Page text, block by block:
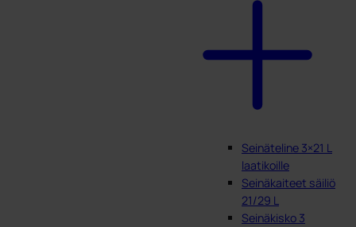
Seinäteline 3×21 L
laatikoille
Seinäkaiteet säiliö
21/29 L
Seinäkisko 3